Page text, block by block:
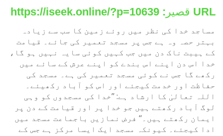
URL قصير:
مساجد خدا کی نظر میں روئے زمین کا سب سے زیادہ
بہتر حصہ وہ ہے جس پر مسجد تعمیر کی جائے۔ قیامت
کے ہیبت ناک دن میں جب کہیں کوئی سایہ نہیں ہو گا،
خدا اس دن اپنے اس بندے کو اپنے عرش کے سائے میں
رکھے گا جس نے کوئی مسجد تعمیر کی ہے۔ مسجد کی
حفاظت اور خدمت کیجئے اور اس کو آباد رکھیئے۔
اللہ تعالیٰ کا ارشاد ہے: ’’خدا کی مسجدوں کو وہی
لوگ آباد رکھتے ہیں جو خدا پر اور قیامت کے دن پر
ایمان رکھتے ہیں۔‘‘ فرض نمازیں باجماعت مسجد میں
ادا کیجئے۔ کیونکہ مسجد ایک ایسا مرکز ہے جس کے